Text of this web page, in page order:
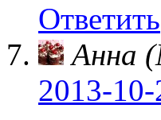
Ответить
Анна
2013-10-